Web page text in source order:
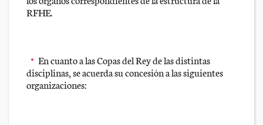
RFHE.
En cuanto a las Copas del Rey de las distintas
disciplinas, se acuerda su concesión a las siguientes
organizaciones: